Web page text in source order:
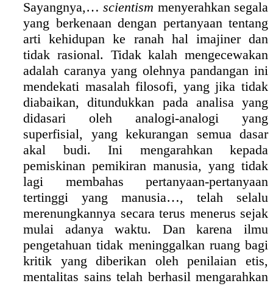
Sayangnya,…scientism menyerahkan segala
yang berkenaan dengan pertanyaan tentang
arti kehidupan ke ranah hal imajiner dan
tidak rasional. Tidak kalah mengecewakan
adalah caranya yang olehnya pandangan ini
mendekati masalah filosofi, yang jika tidak
diabaikan, ditundukkan pada analisa yang
didasari oleh analogi-analogi yang
superfisial, yang kekurangan semua dasar
akal budi. Ini mengarahkan kepada
pemiskinan pemikiran manusia, yang tidak
lagi membahas pertanyaan-pertanyaan
tertinggi yang manusia…, telah selalu
merenungkannya secara terus menerus sejak
mulai adanya waktu. Dan karena ilmu
pengetahuan tidak meninggalkan ruang bagi
kritik yang diberikan oleh penilaian etis,
mentalitas sains telah berhasil mengarahkan